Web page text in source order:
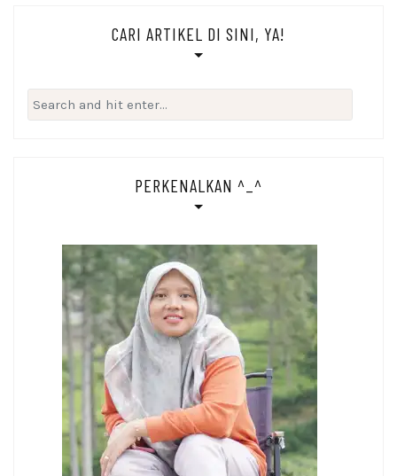
CARI ARTIKEL DI SINI, YA!
Search
for:
PERKENALKAN ^_^